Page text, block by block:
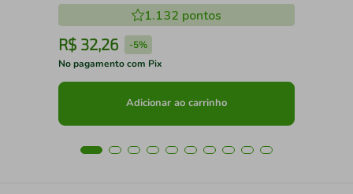
1.132 pontos
R$ 32,26 -5%
No pagamento com Pix
Adicionar ao carrinho